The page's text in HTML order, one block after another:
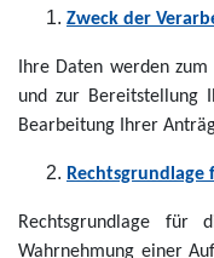
Zweck der
Ihre Daten werden
und zur Bereitstellung
Bearbeitung Ihrer
Rechtsgrundlage
Wahrnehmung einer